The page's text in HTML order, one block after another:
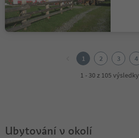
1 2 3
4
1 - 30 z 105 výsledky
Ubytování v okolí